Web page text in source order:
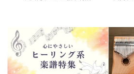
おすすめ記事